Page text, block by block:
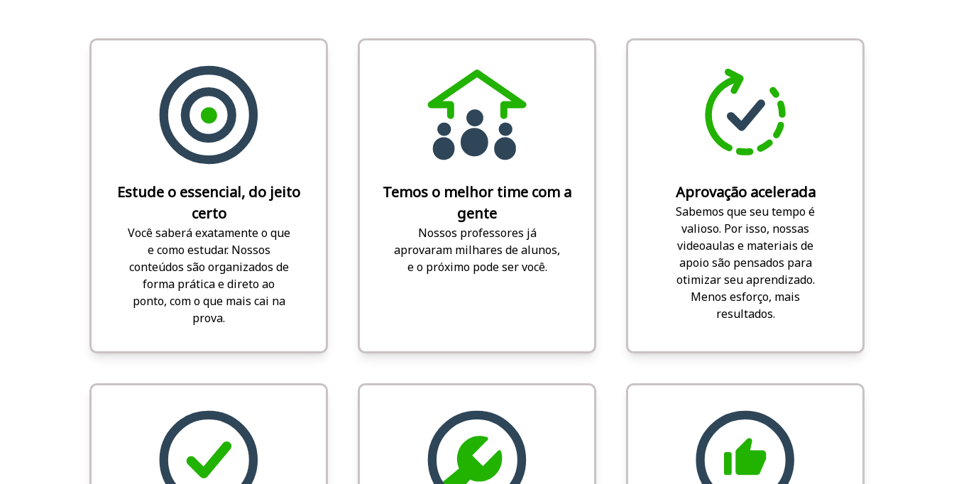
Estude o essencial, do jeito
certo
Você saberá exatamente o que
e como estudar. Nossos
conteúdos são organizados de
forma prática e direto ao
ponto, com o que mais cai na
prova.
Temos o melhor time com a
gente
Nossos professores já
aprovaram milhares de alunos,
e o próximo pode ser você.
Aprovação acelerada
Sabemos que seu tempo é
valioso. Por isso, nossas
videoaulas e materiais de
apoio são pensados para
otimizar seu aprendizado.
Menos esforço, mais
resultados.